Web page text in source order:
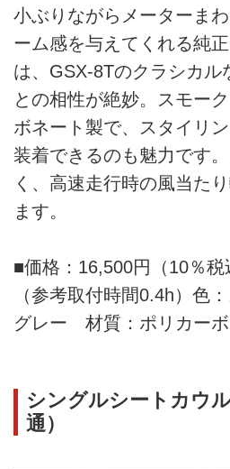
小ぶりながらメーターま
ーム感を与えてくれる純
は、GSX-8Tのクラシカル
との相性が絶妙。スモー
ボネート製で、スタイリ
装着できるのも魅力です
く、高速走行時の風当た
ます。
■価格：16,500円（10％
（参考取付時間0.4h）色
グレー 材質：ポリカーボ
シングルシートカウ
通）